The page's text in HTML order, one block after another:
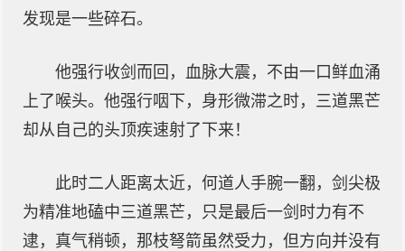
发现是一些碎石。
他强行收剑而回，血脉大震，不由一口鲜血涌
上了喉头。他强行咽下，身形微滞之时，三道黑芒
却从自己的头顶疾速射了下来！
此时二人距离太近，何道人手腕一翻，剑尖极
为精准地磕中三道黑芒，只是最后一剑时力有不
逮，真气稍顿，那枝弩箭虽然受力，但方向并没有